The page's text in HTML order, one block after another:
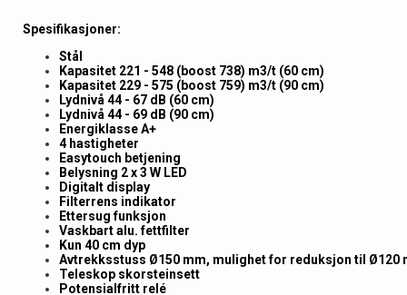
Spesifikasjoner:
Stål
Kapasitet 221 - 548 (boost 738) m3/t (60 cm)
Kapasitet 229 - 575 (boost 759) m3/t (90 cm)
Lydnivå 44 - 67 dB (60 cm)
Lydnivå 44 - 69 dB (90 cm)
Energiklasse A+
4 hastigheter
Easytouch betjening
Belysning 2 x 3 W LED
Digitalt display
Filterrens indikator
Ettersug funksjon
Vaskbart alu. fettfilter
Kun 40 cm dyp
Avtrekksstuss Ø150 mm, mulighet for reduksjon til Ø120
Teleskop skorsteinsett
Potensialfritt relé